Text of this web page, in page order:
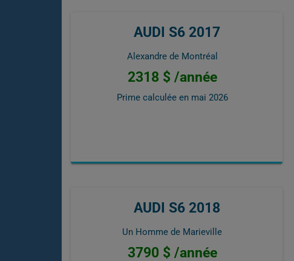
AUDI S6 2017
Alexandre de Montréal
2318 $ /année
Prime calculée en mai 2026
AUDI S6 2018
Un Homme de Marieville
3790 $ /année